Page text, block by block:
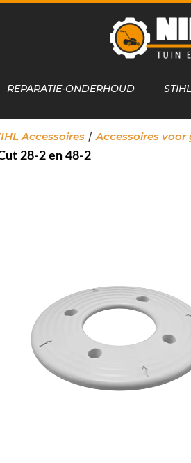
REPARATIE-ONDERHOUD
Accessoires / Accessoires
28-2 en 48-2